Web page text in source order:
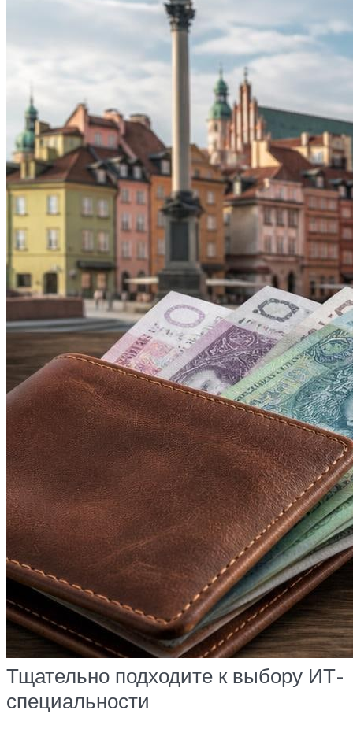
Тщательно подходите к выбору ИТ-
специальности